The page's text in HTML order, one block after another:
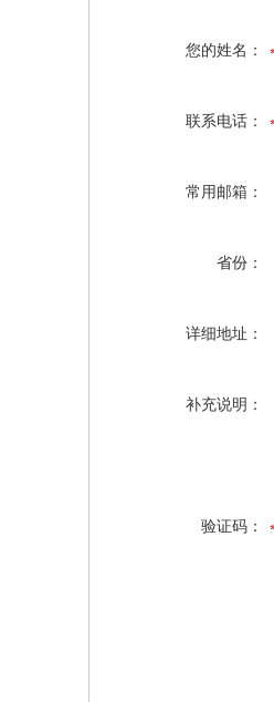
您的姓名：
联系电话：
常用邮箱：
省份：
详细地址：
补充说明：
验证码：